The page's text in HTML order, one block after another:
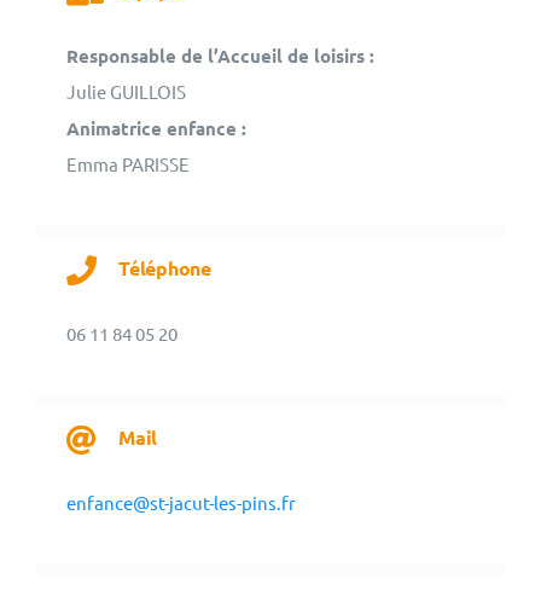
Responsable de l’Accueil de loisirs :
Julie GUILLOIS
Animatrice enfance :
Emma PARISSE
Téléphone
06 11 84 05 20
Mail
enfance@st-jacut-les-pins.fr